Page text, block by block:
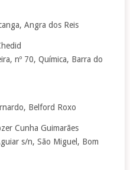
Angra dos Reis
nº 70, Química, Barra do
Belford Roxo
Cunha Guimarães
s/n, São Miguel, Bom